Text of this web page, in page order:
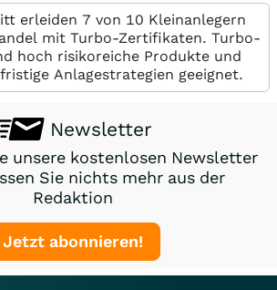
erleiden 7 von 10 Kleinanlegern
mit Turbo-Zertifikaten. Turbo-
hoch risikoreiche Produkte und
Anlagestrategien geeignet.
Newsletter
unsere kostenlosen Newsletter
Sie nichts mehr aus der
Redaktion
Jetzt abonnieren!